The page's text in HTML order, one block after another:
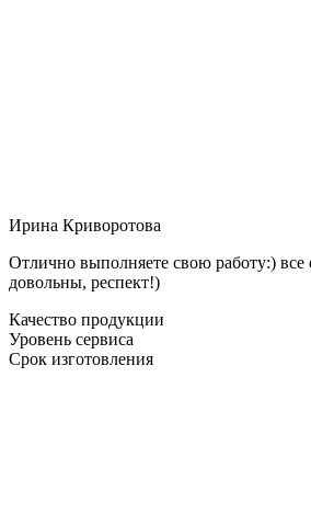
Ирина Криворотова
Отлично выполняете свою работу:) все
довольны, респект!)
Качество продукции
Уровень сервиса
Срок изготовления